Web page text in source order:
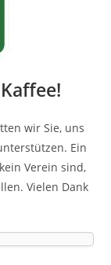
wir Sie, uns
Ein
Verein sind,
Vielen Dank